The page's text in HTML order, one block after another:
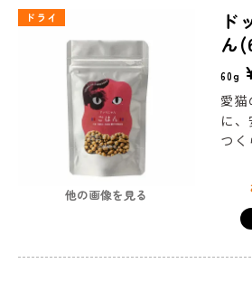
え
ドライ
他の画像を見る
ド
ん
60g
愛
に
つく
る
た
れ
間